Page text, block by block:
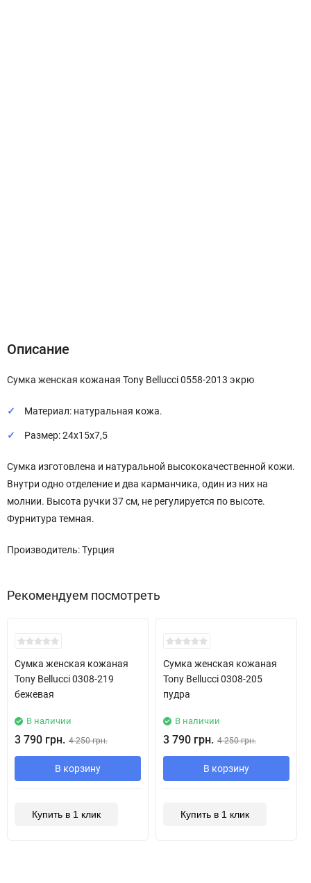
Описание
Сумка женская кожаная Tony Bellucci 0558-2013 экрю
Материал: натуральная кожа.
Размер: 24х15х7,5
Сумка изготовлена и натуральной высококачественной кожи.
Внутри одно отделение и два карманчика, один из них на
молнии. Высота ручки 37 см, не регулируется по высоте.
Фурнитура темная.
Производитель: Турция
Рекомендуем посмотреть
New!
Сумка женская кожаная
Tony Bellucci 0308-219
бежевая
В наличии
3 790 грн. 4 250 грн.
В корзину
Купить в 1 клик
New!
Сумка женская кожаная
Tony Bellucci 0308-205
пудра
В наличии
3 790 грн. 4 250 грн.
В корзину
Купить в 1 клик